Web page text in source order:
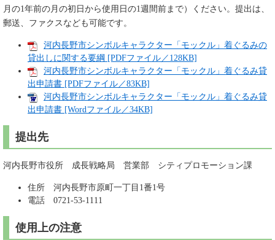
月の1年前の月の初日から使用日の1週間前まで）ください。提出は、
郵送、ファクスなども可能です。
河内長野市シンボルキャラクター「モックル」着ぐるみの
貸出しに関する要綱 [PDFファイル／128KB]
河内長野市シンボルキャラクター「モックル」着ぐるみ貸
出申請書 [PDFファイル／83KB]
河内長野市シンボルキャラクター「モックル」着ぐるみ貸
出申請書 [Wordファイル／34KB]
提出先
河内長野市役所 成長戦略局 営業部 シティプロモーション課
住所 河内長野市原町一丁目1番1号
電話 0721-53-1111
使用上の注意